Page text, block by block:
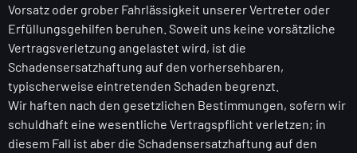
Vorsatz oder grober Fahrlässigkeit unserer Vertreter oder
Erfüllungsgehilfen beruhen. Soweit uns keine vorsätzliche
Vertragsverletzung angelastet wird, ist die
Schadensersatzhaftung auf den vorhersehbaren,
typischerweise eintretenden Schaden begrenzt.
Wir haften nach den gesetzlichen Bestimmungen, sofern wir
schuldhaft eine wesentliche Vertragspflicht verletzen; in
diesem Fall ist aber die Schadensersatzhaftung auf den